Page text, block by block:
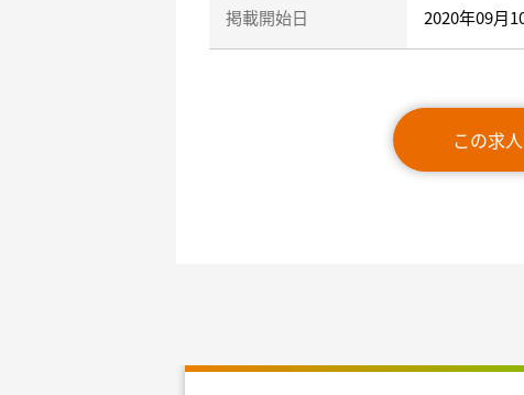
掲載開始日 2020年09月
この求